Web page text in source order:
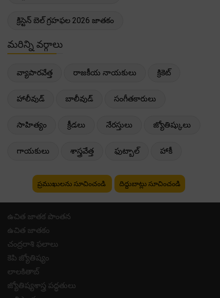
క్రిస్టెన్ బెల్ గ్రహఫల 2026 జాతకం
మరిన్ని వర్గాలు
వ్యాపారవేత్త రాజకీయ నాయకులు క్రికెట్
హాలీవుడ్ బాలీవుడ్ సంగీతకారులు
సాహిత్యం క్రీడలు నేరస్తులు జ్యోతిష్కులు
గాయకులు శాస్త్రవేత్త ఫుట్బాల్ హాకీ
ప్రముఖులను సూచించండి దిద్దుబాట్లు సూచించండి
ఉచిత జాతక పొంతన
ఉచిత జాతకం
చంద్రరాశి ఫలాలు
కెపి జ్యోతిష్యం
లాలకితాబ్
జ్యోతిష్యశాస్త్ర పద్ధతులు